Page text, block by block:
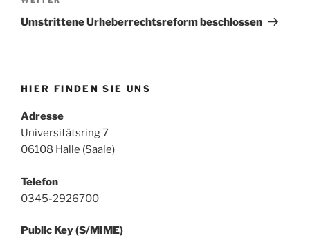
Beitrag
Umstrittene Urheberrechtsreform beschlossen
HIER FINDEN SIE UNS
Adresse
Universitätsring 7
06108 Halle (Saale)
Telefon
0345-2926700
Public Key (S/MIME)